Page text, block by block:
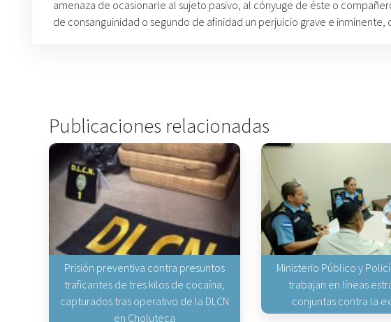
amenaza de ocasionarle al sujeto pasivo, al cónyuge de éste o
de consanguinidad o segundo de afinidad un perjuicio grave e
Publicaciones relacionadas
Prisión preventiva contra presuntos
traficantes de tres kilos de cocaína,
capturados tras operativo de la DLCN
en Choluteca
Ministerio Público y
trabajan en líneas
conjuntas contra la